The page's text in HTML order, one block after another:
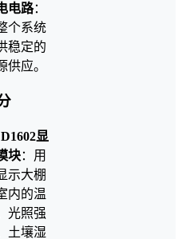
电路：
个系统
稳定的
供应。
显
块：用
示大棚
内的温
光照强
土壤湿